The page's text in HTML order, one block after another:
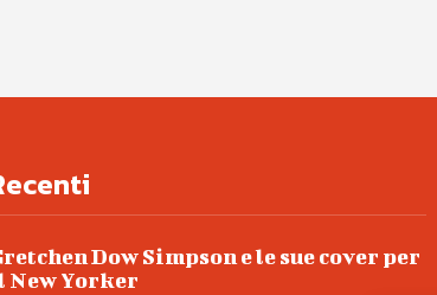
Dow Simpson e le sue cover per
New Yorker